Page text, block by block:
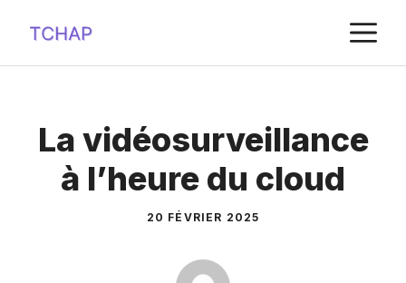
contenu
La vidéosurveillance
à l’heure du cloud
20 FÉVRIER 2025